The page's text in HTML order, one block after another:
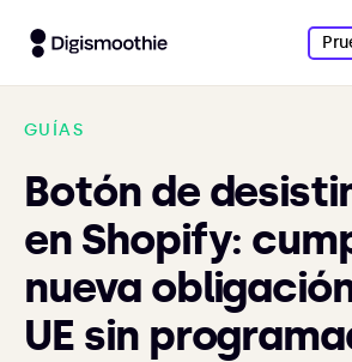
GUÍAS
Botón de
en Shopify:
nueva
UE sin